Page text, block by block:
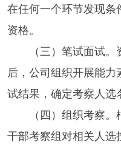
在任何一个环节发现条
资格。
（三）笔试面试
后，公司组织开展能力
试结果，确定考察人选
（四）组织考察
干部考察组对相关人选